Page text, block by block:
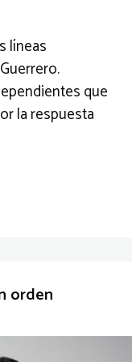
líneas
que
la respuesta
orden